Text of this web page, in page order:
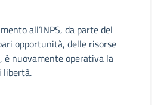
all’INPS, da parte del
opportunità, delle risorse
nuovamente operativa la
libertà.